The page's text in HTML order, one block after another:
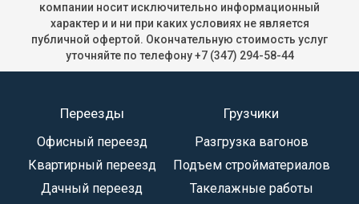
компании носит исключительно информационный
характер и и ни при каких условиях не является
публичной офертой. Окончательную стоимость услуг
уточняйте по телефону+7 (347) 294-58-44
Переезды
Офисный переезд
Квартирный переезд
Дачный переезд
Грузчики
Разгрузка вагонов
Подъем стройматериалов
Такелажные работы